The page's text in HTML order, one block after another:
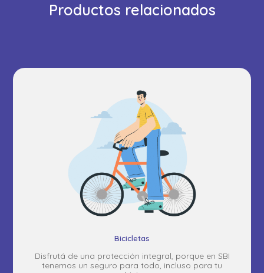
Productos relacionados
Bicicletas
Disfrutá de una protección integral, porque en SBI
tenemos un seguro para todo, incluso para tu